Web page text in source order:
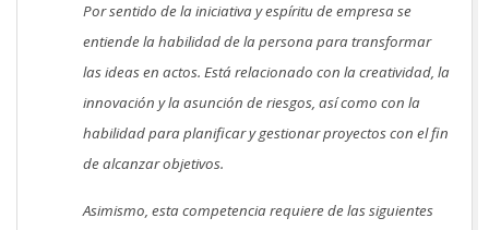
Por sentido de la iniciativa y espíritu de empresa se
entiende la habilidad de la persona para transformar
las ideas en actos. Está relacionado con la creatividad, la
innovación y la asunción de riesgos, así como con la
habilidad para planificar y gestionar proyectos con el fin
de alcanzar objetivos.
Asimismo, esta competencia requiere de las siguientes